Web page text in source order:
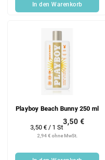
In den Warenkorb
Playboy Beach Bunny 250 ml
2,94 € ohne MwSt.
3,50 €
Verkaufspreis:
3,50 € / 1 St